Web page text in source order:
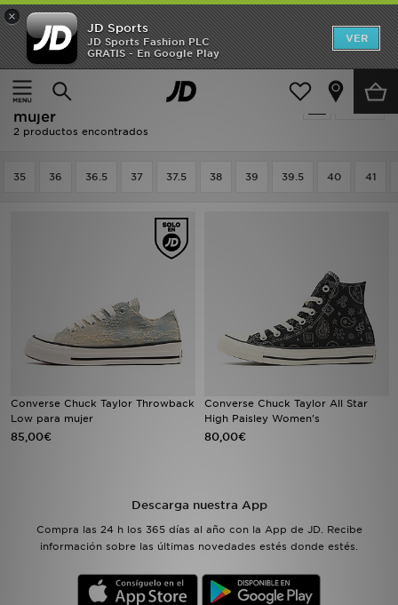
×
JD Sports
JD Sports Fashion PLC
GRATIS - En Google Play
VER
Página principal
Mujer Calzado de mujer
Mujer - Azul Converse Calzado de
mujer
2 productos encontrados
35 36 36.5 37 37.5 38 39 39.5 40 41
Converse Chuck Taylor Throwback
Low para mujer
85,00€
Converse Chuck Taylor All Star
High Paisley Women's
80,00€
Descarga nuestra App
Compra las 24 h los 365 días al año con la App de JD. Recibe
información sobre las últimas novedades estés donde estés.
Hombre
Mujer
Niños
Ofertas
TARJETA REGALO
MI JD